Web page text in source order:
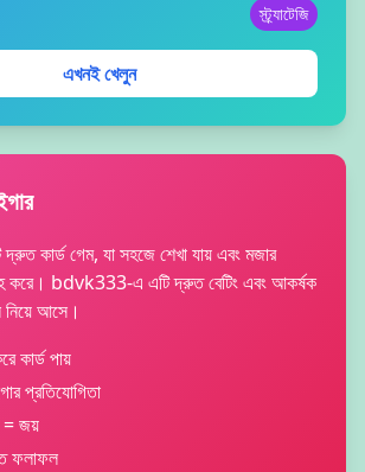
স্ট্র্যাটেজি
এখনই খেলুন
দ্রুত কার্ড গেম, যা সহজে শেখা যায় এবং মজার
করে। bdvk333-এ এটি দ্রুত বেটিং এবং আকর্ষক
নিয়ে আসে।
কার্ড পায়
প্রতিযোগিতা
= জয়
ফলাফল